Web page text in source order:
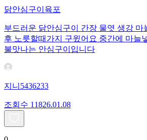
닭안심구이육포
부드러운 닭안심구이 간장 물엿 생강 마
후 노릇할때가지 구윘어요 중간에 마늘
불맛나는 안심구이입니다
지니5436233
조회수 11826.01.08